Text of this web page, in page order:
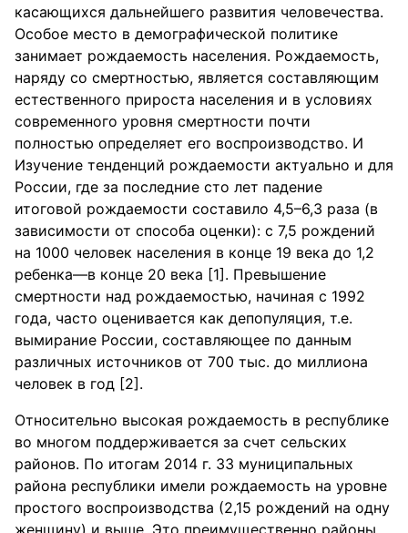
касающихся дальнейшего развития человечества.
Особое место в демографической политике
занимает рождаемость населения. Рождаемость,
наряду со смертностью, является составляющим
естественного прироста населения и в условиях
современного уровня смертности почти
полностью определяет его воспроизводство. И
Изучение тенденций рождаемости актуально и для
России, где за последние сто лет падение
итоговой рождаемости составило 4,5–6,3 раза (в
зависимости от способа оценки): с 7,5 рождений
на 1000 человек населения в конце 19 века до 1,2
ребенка––в конце 20 века [1]. Превышение
смертности над рождаемостью, начиная с 1992
года, часто оценивается как депопуляция, т.е.
вымирание России, составляющее по данным
различных источников от 700 тыс. до миллиона
человек в год [2].
Относительно высокая рождаемость в республике
во многом поддерживается за счет сельских
районов. По итогам 2014 г. 33 муниципальных
района республики имели рождаемость на уровне
простого воспроизводства (2,15 рождений на одну
женщину) и выше. Это преимущественно районы